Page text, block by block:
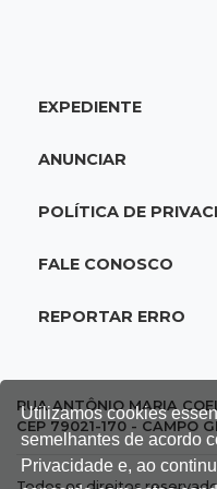
Utilizamos cookies
semelhantes de acordo
Privacidade e, ao
10:18Comércio
alta das exportações
10:13 Arte com a
Concurso de
comunidade volta
09:53
Transborda
EXPEDIENTE
ANUNCIAR
POLÍTICA DE
FALE CONOSCO
REPORTAR ERRO
RUA ANTÔNIO MARIA
CEP 79021-170 - CAMPO